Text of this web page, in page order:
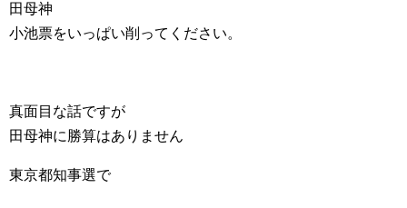
田母神
小池票をいっぱい削ってください。
真面目な話ですが
田母神に勝算はありません
東京都知事選で